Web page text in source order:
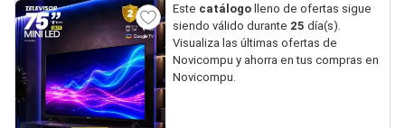
Este catálogo lleno de ofertas sigue
siendo válido durante 25 día(s).
Visualiza las últimas ofertas de
Novicompu y ahorra en tus compras en
Novicompu.